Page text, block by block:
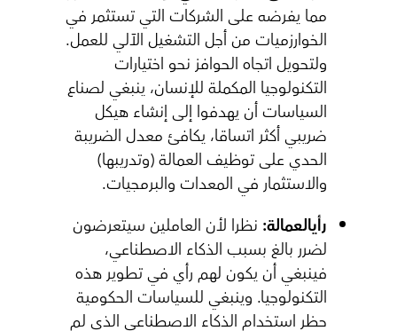
مما يفرضه على الشركات التي تستثمر في
الخوارزميات من أجل التشغيل الآلي للعمل.
ولتحويل اتجاه الحوافز نحو اختيارات
التكنولوجيا المكملة للإنسان، ينبغي لصناع
السياسات أن يهدفوا إلى إنشاء هيكل
ضريبي أكثر اتساقا، يكافئ معدل الضريبة
الحدي على توظيف العمالة (وتدريبها)
والاستثمار في المعدات والبرمجيات.
رأيالعمالة: نظرا لأن العاملين سيتعرضون
لضرر بالغ بسبب الذكاء الاصطناعي،
فينبغي أن يكون لهم رأي في تطوير هذه
التكنولوجيا. وينبغي للسياسات الحكومية
حظر استخدام الذكاء الاصطناعي الذي لم